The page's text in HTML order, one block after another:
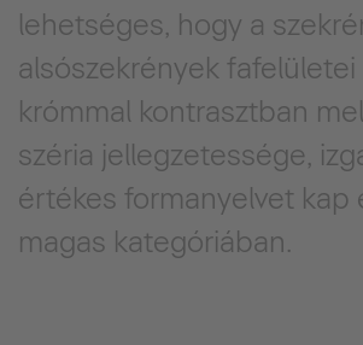
lehetséges, hogy a
alsószekrények fafelületei
krómmal kontrasztban
széria jellegzetessége,
értékes formanyelvet kap
magas kategóriában.